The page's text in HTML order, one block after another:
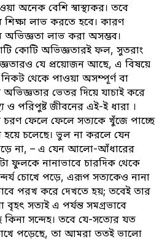
অনেক বেশি স্বাস্থ্যকর। তবে
শিক্ষা লাভ করতে হবে। কারণ
লাভ করা অসম্ভব।
কোটি অভিজ্ঞতারই ফল, সুতরাং
যে প্রয়োজন আছে, এ বিষয়ে
থেকে পাওয়া অসম্পূর্ণ বা
ভেতর দিয়ে যাচাই করে
ও পরিপুষ্ট জীবনের এই-ই ধারা ।
ফেলে ফেলে সত্যকে খুঁজে পাচ্ছে
চলেছে। ভুল না করলে যেন
না, – এ যেন আলো-আঁধারের
ফুলকে নানাভাবে চারদিক থেকে
চোখে পড়ে, এরূপ সত্যকেও নানা
পরখ করে দেখতে হয়; তবেই তার
সত্যই এ পর্যন্ত সমগ্রভাবে
সন্দেহ। তবে যে-সত্যের যত
পড়েছে, তা আমরা ততই ভালো